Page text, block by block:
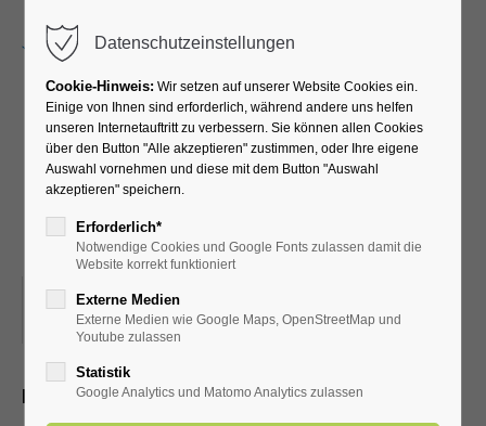
Kulturring Erwitte: Lars
Redlich-"Lars but not
least!"
16.02.2024, 20:00
ORT: AULA STÄDTISCHES GYMNASIUM ERWITTE
Musik & Comedy
Datenschutzeinstellungen
Cookie-Hinweis: Wir setzen auf unserer Website Cookies ein.
Einige von Ihnen sind erforderlich, während andere uns helfen
unseren Internetauftritt zu verbessern. Sie können allen Cookies
über den Button "Alle akzeptieren" zustimmen, oder Ihre eigene
Auswahl vornehmen und diese mit dem Button "Auswahl
akzeptieren" speichern.
Erforderlich*
Notwendige Cookies und Google Fonts zulassen damit die
Website korrekt funktioniert
Externe Medien
Externe Medien wie Google Maps, OpenStreetMap und
Youtube zulassen
Statistik
Google Analytics und Matomo Analytics zulassen